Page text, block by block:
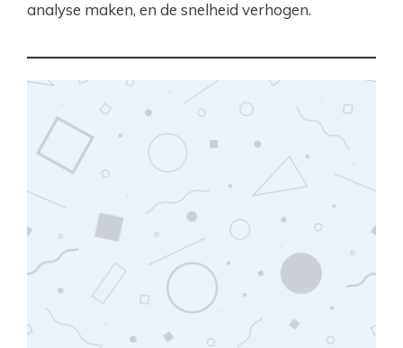
analyse maken, en de snelheid verhogen.